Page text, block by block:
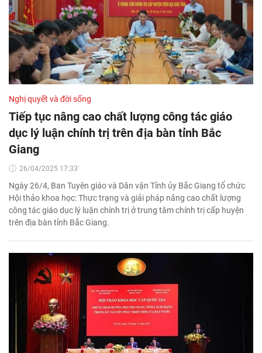
Nghị quyết và đời sống
Tiếp tục nâng cao chất lượng công tác giáo
dục lý luận chính trị trên địa bàn tỉnh Bắc
Giang
26/04/2025 17:33'
Ngày 26/4, Ban Tuyên giáo và Dân vận Tỉnh ủy Bắc Giang tổ chức
Hội thảo khoa học: Thực trạng và giải pháp nâng cao chất lượng
công tác giáo dục lý luận chính trị ở trung tâm chính trị cấp huyện
trên địa bàn tỉnh Bắc Giang.